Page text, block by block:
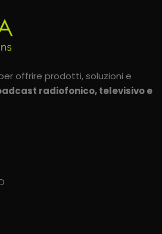
offrire prodotti, soluzioni e
radiofonico, televisivo e